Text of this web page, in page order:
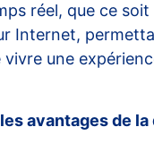
réel, que ce soit
Internet,
une
avantages de